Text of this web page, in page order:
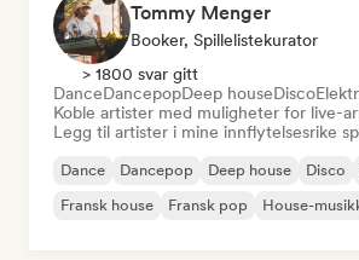
Tommy Menger
Booker, Spillelistekurator
> 1800 svar gitt
DanceDancepopDeep houseDisco
Koble artister med muligheter for live-
Legg til artister i mine innflytelsesrike
Dance Dancepop Deep house Disco
Fransk house
Fransk pop House-